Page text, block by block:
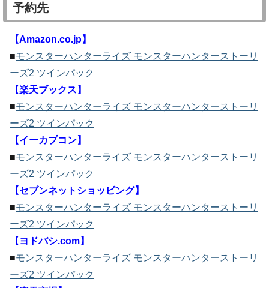
予約先
【Amazon.co.jp】
■モンスターハンターライズ モンスターハンターストーリ
ーズ2 ツインパック
【楽天ブックス】
■モンスターハンターライズ モンスターハンターストーリ
ーズ2 ツインパック
【イーカプコン】
■モンスターハンターライズ モンスターハンターストーリ
ーズ2 ツインパック
【セブンネットショッピング】
■モンスターハンターライズ モンスターハンターストーリ
ーズ2 ツインパック
【ヨドバシ.com】
■モンスターハンターライズ モンスターハンターストーリ
ーズ2 ツインパック